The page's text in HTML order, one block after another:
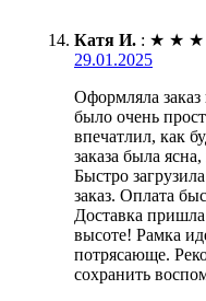
Катя И. : ★ ★ ★
29.01.2025
Оформляла заказ
было очень
впечатлил, как
заказа была
Быстро
заказ. Оплата
Доставка пришла
высоте! Рамка
потрясающе.
сохранить